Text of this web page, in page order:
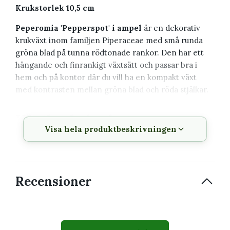
Krukstorlek 10,5 cm
Peperomia 'Pepperspot' i ampel är en dekorativ
krukväxt inom familjen Piperaceae med små runda
gröna blad på tunna rödtonade rankor. Den har ett
hängande och finrankigt växtsätt och passar bra i
hem och på kontor där du vill ha en kompakt växt
med kontrasten mellan gröna blad och röda stjälkar.
Växtbeskrivning
Familj
Hängande och finrankigt
Visa hela produktbeskrivningen
Recensioner